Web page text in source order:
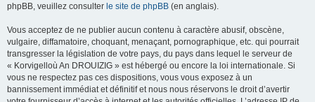
phpBB, veuillez consulter le site de phpBB (en anglais).
Vous acceptez de ne publier aucun contenu à caractère abusif, obscène,
vulgaire, diffamatoire, choquant, menaçant, pornographique, etc. qui pourrait
transgresser la législation de votre pays, du pays dans lequel le serveur de
« Korvigelloù An DROUIZIG » est hébergé ou encore la loi internationale. Si
vous ne respectez pas ces dispositions, vous vous exposez à un
bannissement immédiat et définitif et nous nous réservons le droit d’avertir